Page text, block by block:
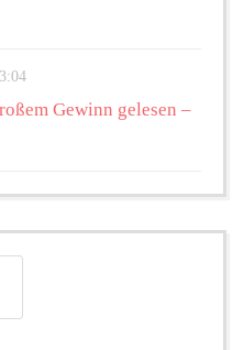
Gewinn gelesen –